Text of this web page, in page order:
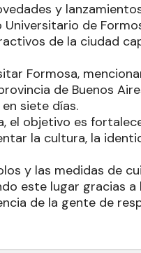
y
de
de la ciudad
Formosa,
de Buenos
siete días.
el objetivo es
la cultura, la
y las medidas de
este lugar gracias a
de la gente de